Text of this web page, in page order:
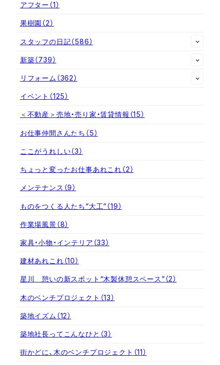
アフター （1）
果樹園 （2）
スタッフの日記（586）
新築（739）
リフォーム （362）
イベント （125）
＜不動産＞売地・売り家・賃貸情報 （15）
お仕事仲間さんたち （5）
ここがうれしい（3）
ちょっと変ったお仕事あれこれ（2）
メンテナンス （9）
ものをつくる人たち“大工”（19）
作業場風景（8）
家具・小物・インテリア （33）
建材あれこれ（10）
星川 憩いの新スポット“木製休憩スペース”（2）
木のベンチプロジェクト （13）
築地イズム （12）
築地社長ってこんなひと （3）
街かどに、木のベンチプロジェクト （11）